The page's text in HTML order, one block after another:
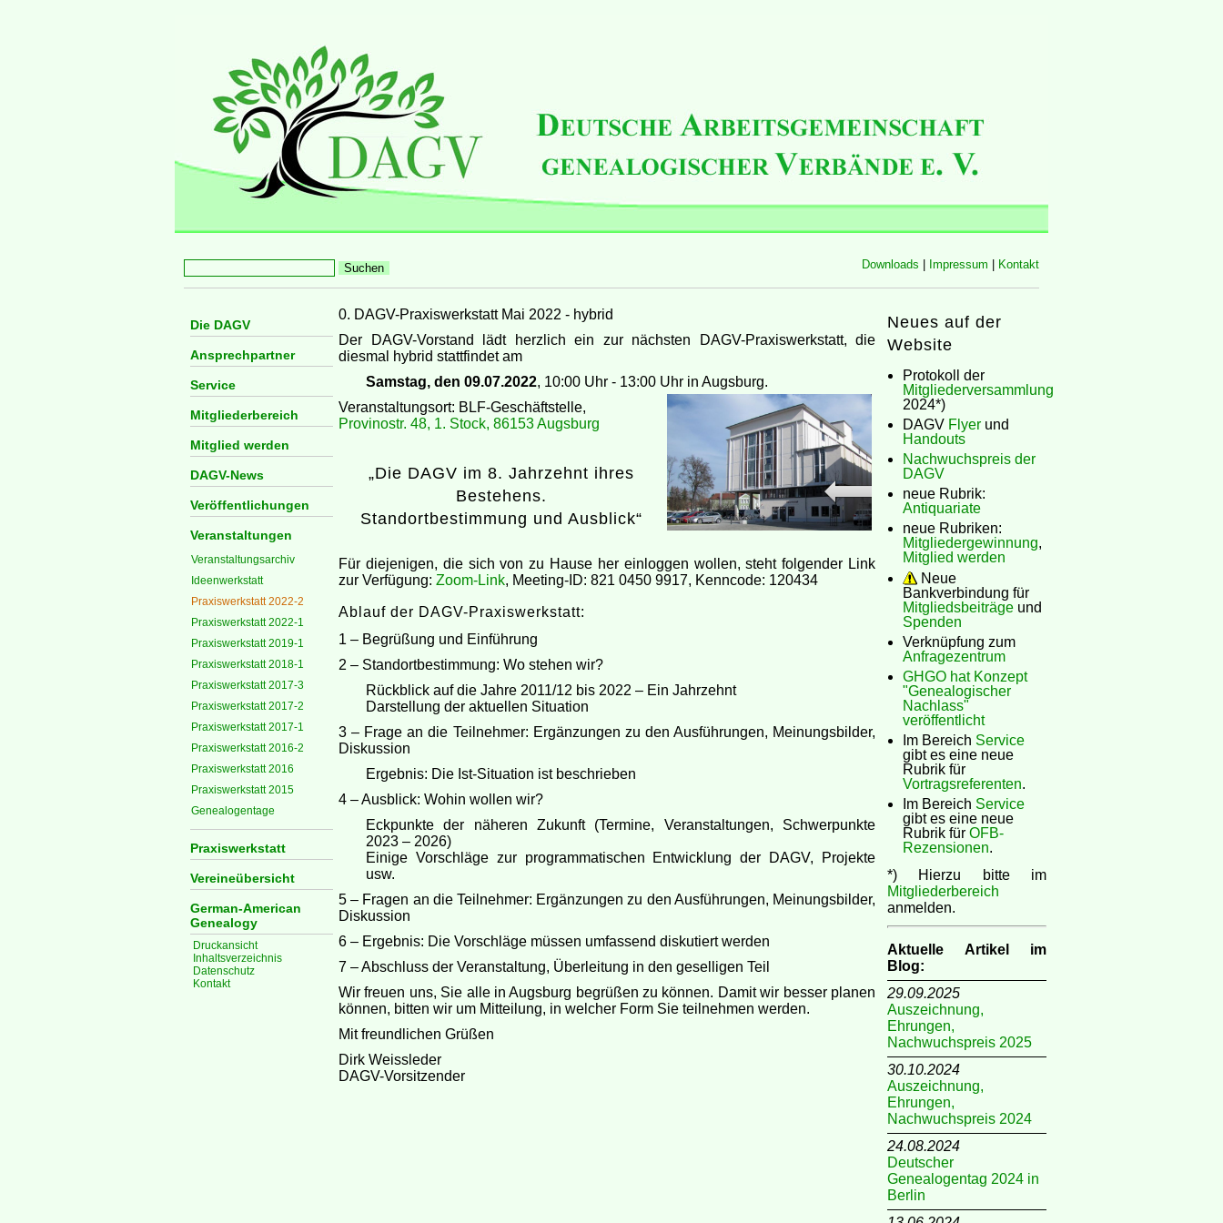
Downloads Impressum Kontakt
Die DAGV
Ansprechpartner
Service
Mitgliederbereich
Mitglied werden
DAGV-News
Veröffentlichungen
Veranstaltungen
Veranstaltungsarchiv
Ideenwerkstatt
Praxiswerkstatt 2022-2
Praxiswerkstatt 2022-1
Praxiswerkstatt 2019-1
Praxiswerkstatt 2018-1
Praxiswerkstatt 2017-3
Praxiswerkstatt 2017-2
Praxiswerkstatt 2017-1
Praxiswerkstatt 2016-2
Praxiswerkstatt 2016
Praxiswerkstatt 2015
Genealogentage
Praxiswerkstatt
Vereineübersicht
German-American
Genealogy
Druckansicht
Inhaltsverzeichnis
Datenschutz
Kontakt
Neues auf der
Website
Protokoll der
Mitgliederversammlung
2024*)
DAGV Flyer und
Handouts
Nachwuchspreis der
DAGV
neue Rubrik:
Antiquariate
neue Rubriken:
Mitgliedergewinnung,
Mitglied werden
Neue
Bankverbindung für
Mitgliedsbeiträge und
Spenden
Verknüpfung zum
Anfragezentrum
GHGO hat Konzept
"Genealogischer
Nachlass"
veröffentlicht
Im Bereich Service
gibt es eine neue
Rubrik für
Vortragsreferenten.
Im Bereich Service
gibt es eine neue
Rubrik für OFB-
Rezensionen.
*) Hierzu bitte im
Mitgliederbereich
anmelden.
Aktuelle Artikel im
Blog:
29.09.2025
Auszeichnung,
Ehrungen,
Nachwuchspreis 2025
30.10.2024
Auszeichnung,
Ehrungen,
Nachwuchspreis 2024
24.08.2024
Deutscher
Genealogentag 2024 in
Berlin
0. DAGV-Praxiswerkstatt Mai 2022 - hybrid
Der DAGV-Vorstand lädt herzlich ein zur nächsten DAGV-Praxiswerkstatt, die
diesmal hybrid stattfindet am
Samstag, den 09.07.2022, 10:00 Uhr - 13:00 Uhr in Augsburg.
Veranstaltungsort: BLF-Geschäftstelle,
Provinostr. 48, 1. Stock, 86153 Augsburg
„Die DAGV im 8. Jahrzehnt ihres
Bestehens.
Standortbestimmung und Ausblick“
Für diejenigen, die sich von zu Hause her einloggen wollen, steht folgender Link
zur Verfügung: Zoom-Link, Meeting-ID: 821 0450 9917, Kenncode: 120434
Ablauf der DAGV-Praxiswerkstatt:
1 – Begrüßung und Einführung
2 – Standortbestimmung: Wo stehen wir?
Rückblick auf die Jahre 2011/12 bis 2022 – Ein Jahrzehnt
Darstellung der aktuellen Situation
3 – Frage an die Teilnehmer: Ergänzungen zu den Ausführungen, Meinungsbilder,
Diskussion
Ergebnis: Die Ist-Situation ist beschrieben
4 – Ausblick: Wohin wollen wir?
Eckpunkte der näheren Zukunft (Termine, Veranstaltungen, Schwerpunkte
2023 – 2026)
Einige Vorschläge zur programmatischen Entwicklung der DAGV, Projekte
usw.
5 – Fragen an die Teilnehmer: Ergänzungen zu den Ausführungen, Meinungsbilder,
Diskussion
6 – Ergebnis: Die Vorschläge müssen umfassend diskutiert werden
7 – Abschluss der Veranstaltung, Überleitung in den geselligen Teil
Wir freuen uns, Sie alle in Augsburg begrüßen zu können. Damit wir besser planen
können, bitten wir um Mitteilung, in welcher Form Sie teilnehmen werden.
Mit freundlichen Grüßen
Dirk Weissleder
DAGV-Vorsitzender